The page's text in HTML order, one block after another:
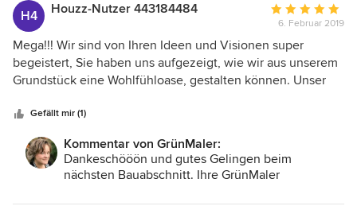
H4 Houzz-Nutzer 443184484
Bewertung:
5
von
5
6. Februar 2019
Mega!!! Wir sind von Ihren Ideen und Visionen super
begeistert, Sie haben uns aufgezeigt, wie wir aus unserem
Grundstück eine Wohlfühloase, gestalten können. Unser
nächsten Abschnitte zu verwirklichen. Wir werden Sie
jederzeit gerne weiterempfehlen.
Gefällt mir (1)
Kommentar von GrünMaler:
Dankeschööön und gutes Gelingen beim
nächsten Bauabschnitt. Ihre GrünMaler